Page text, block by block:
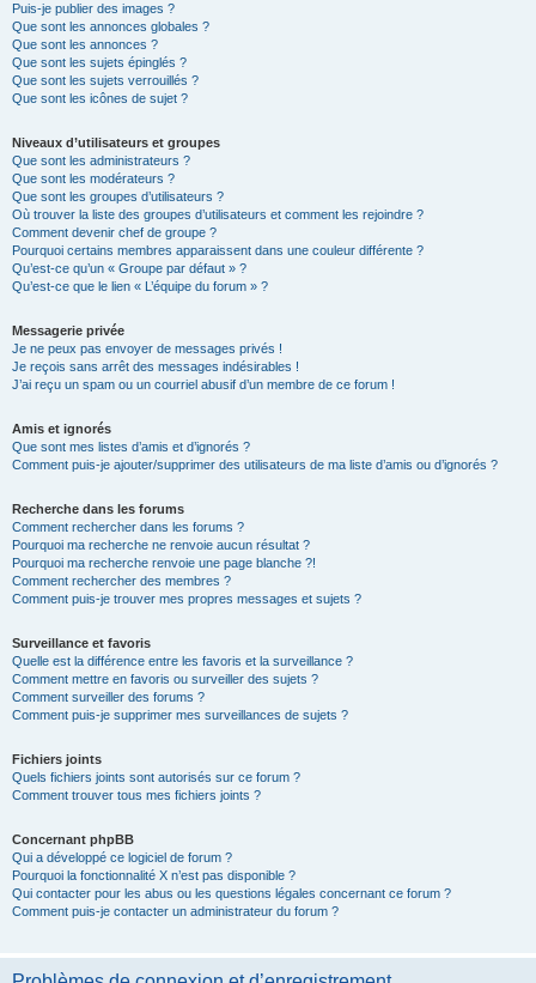
Puis-je publier des images ?
Que sont les annonces globales ?
Que sont les annonces ?
Que sont les sujets épinglés ?
Que sont les sujets verrouillés ?
Que sont les icônes de sujet ?
Niveaux d’utilisateurs et groupes
Que sont les administrateurs ?
Que sont les modérateurs ?
Que sont les groupes d’utilisateurs ?
Où trouver la liste des groupes d’utilisateurs et comment les rejoindre ?
Comment devenir chef de groupe ?
Pourquoi certains membres apparaissent dans une couleur différente ?
Qu’est-ce qu’un « Groupe par défaut » ?
Qu’est-ce que le lien « L’équipe du forum » ?
Messagerie privée
Je ne peux pas envoyer de messages privés !
Je reçois sans arrêt des messages indésirables !
J’ai reçu un spam ou un courriel abusif d’un membre de ce forum !
Amis et ignorés
Que sont mes listes d’amis et d’ignorés ?
Comment puis-je ajouter/supprimer des utilisateurs de ma liste d’amis ou d’ignorés ?
Recherche dans les forums
Comment rechercher dans les forums ?
Pourquoi ma recherche ne renvoie aucun résultat ?
Pourquoi ma recherche renvoie une page blanche ?!
Comment rechercher des membres ?
Comment puis-je trouver mes propres messages et sujets ?
Surveillance et favoris
Quelle est la différence entre les favoris et la surveillance ?
Comment mettre en favoris ou surveiller des sujets ?
Comment surveiller des forums ?
Comment puis-je supprimer mes surveillances de sujets ?
Fichiers joints
Quels fichiers joints sont autorisés sur ce forum ?
Comment trouver tous mes fichiers joints ?
Concernant phpBB
Qui a développé ce logiciel de forum ?
Pourquoi la fonctionnalité X n’est pas disponible ?
Qui contacter pour les abus ou les questions légales concernant ce forum ?
Comment puis-je contacter un administrateur du forum ?